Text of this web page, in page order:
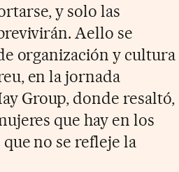
y solo las
Aello se
organización y cultura
en la jornada
Group, donde resaltó,
que hay en los
no se refleje la